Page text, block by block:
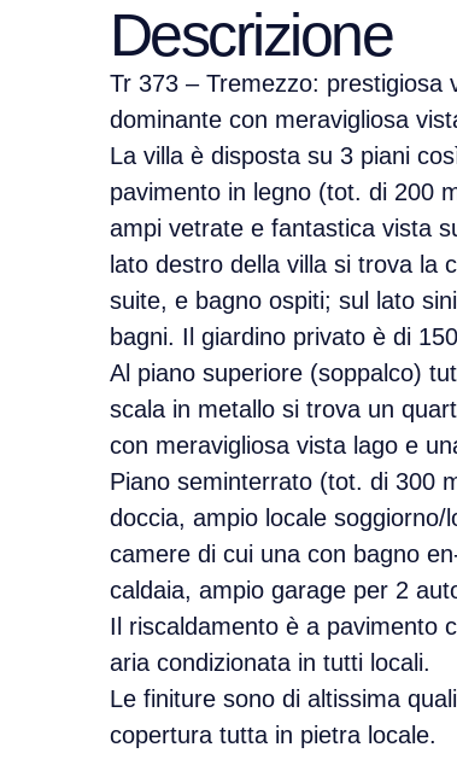
Descrizione
Tr 373 – Tremezzo: prestigiosa
dominante con meravigliosa
La villa è disposta su 3 piani
pavimento in legno (tot. di 200
ampi vetrate e fantastica vista
lato destro della villa si trova la
suite, e bagno ospiti; sul lato
bagni. Il giardino privato è di
Al piano superiore (soppalco)
scala in metallo si trova un
con meravigliosa vista lago e
Piano seminterrato (tot. di 300
doccia, ampio locale
camere di cui una con bagno
caldaia, ampio garage per 2
Il riscaldamento è a pavimento
aria condizionata in tutti locali.
Le finiture sono di altissima
copertura tutta in pietra locale.